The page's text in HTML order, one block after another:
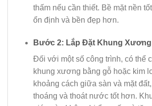
thấm nếu cần thiết. Bề mặt nền
ổn định và bền đẹp hơn.
Bước 2: Lắp Đặt Khung Xương
Đối với một số công trình, có thể
khung xương bằng gỗ hoặc kim
khoảng cách giữa sàn và mặt
thoáng và thoát nước tốt hơn.